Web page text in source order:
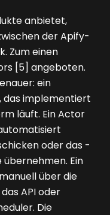
anbietet,
der Apify-
Zum einen
[5] angeboten.
ein
das implementiert
läuft. Ein Actor
oder das
Ein
über die
API oder
Die